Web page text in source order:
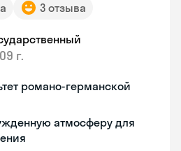
3 отзыва
г.
романо-германской
атмосферу для